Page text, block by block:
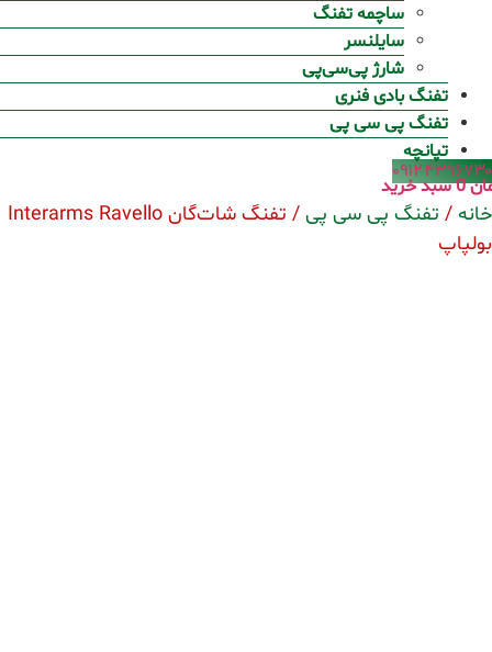
ساچمه تفنگ
سایلنسر
شارژ پی‌سی‌پی
تفنگ بادی فنری
تفنگ پی سی پی
تپانچه
۰۹۱۲۴۳۹۶۷۳۰
0سبد خرید
خانه / تفنگ پی سی پی
/ تفنگ شات‌گان Interarms Ravello
بولپاپ